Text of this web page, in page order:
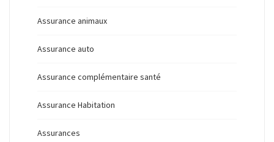
Assurance animaux
Assurance auto
Assurance complémentaire santé
Assurance Habitation
Assurances